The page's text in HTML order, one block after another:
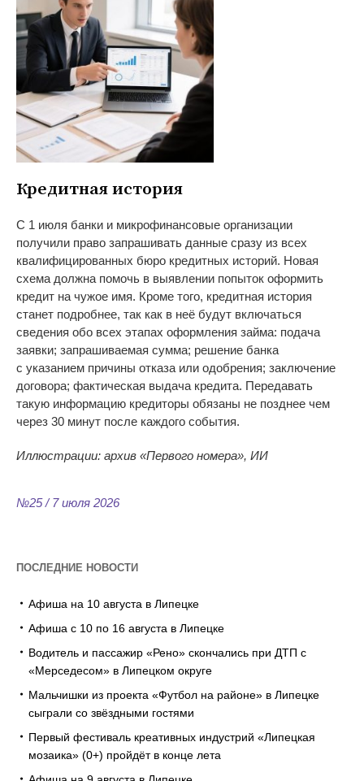
Кредитная история
С 1 июля банки и микрофинансовые организации
получили право запрашивать данные сразу из всех
квалифицированных бюро кредитных историй. Новая
схема должна помочь в выявлении попыток оформить
кредит на чужое имя. Кроме того, кредитная история
станет подробнее, так как в неё будут включаться
сведения обо всех этапах оформления займа: подача
заявки; запрашиваемая сумма; решение банка
с указанием причины отказа или одобрения; заключение
договора; фактическая выдача кредита. Передавать
такую информацию кредиторы обязаны не позднее чем
через 30 минут после каждого события.
Иллюстрации: архив «Первого номера», ИИ
№25 / 7 июля 2026
ПОСЛЕДНИЕ НОВОСТИ
Афиша на 10 августа в Липецке
Афиша с 10 по 16 августа в Липецке
Водитель и пассажир «Рено» скончались при ДТП с
«Мерседесом» в Липецком округе
Мальчишки из проекта «Футбол на районе» в Липецке
сыграли со звёздными гостями
Первый фестиваль креативных индустрий «Липецкая
мозаика» (0+) пройдёт в конце лета